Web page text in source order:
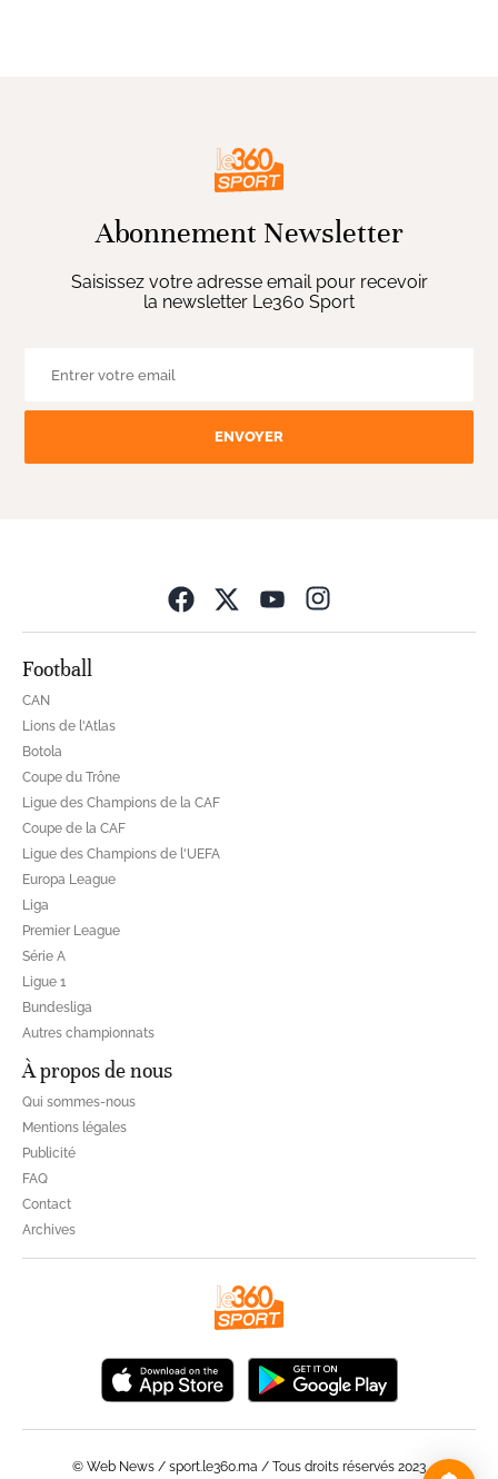
Abonnement Newsletter
Saisissez votre adresse email pour recevoir
la newsletter Le360 Sport
ENVOYER
Football
CAN
Lions de l'Atlas
Botola
Coupe du Trône
Ligue des Champions de la CAF
Coupe de la CAF
Ligue des Champions de l'UEFA
Europa League
Liga
Premier League
Série A
Ligue 1
Bundesliga
Autres championnats
À propos de nous
Qui sommes-nous
Mentions légales
Publicité
FAQ
Contact
Archives
© Web News / sport.le360.ma / Tous droits réservés 2023